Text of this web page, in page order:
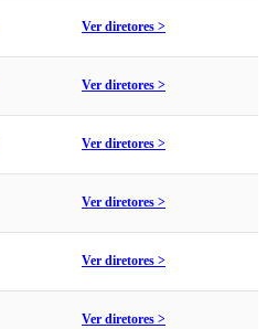
Ver diretores >
Ver diretores >
Ver diretores >
Ver diretores >
Ver diretores >
Ver diretores >